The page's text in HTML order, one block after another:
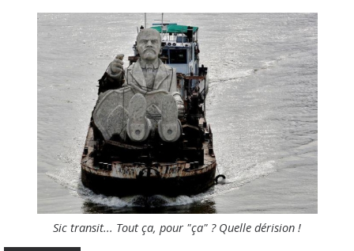
Sic transit... Tout ça, pour "ça" ? Quelle dérision !